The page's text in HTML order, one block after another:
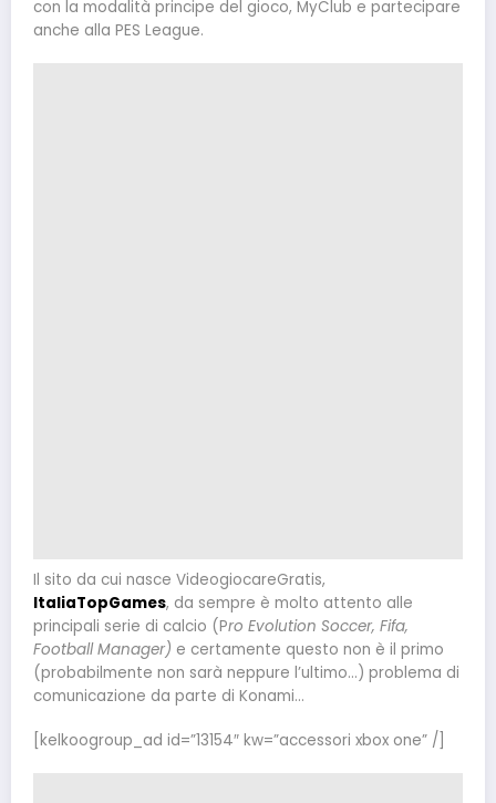
con la modalità principe del gioco, MyClub e partecipare
anche alla PES League.
Il sito da cui nasce VideogiocareGratis,
ItaliaTopGames, da sempre è molto attento alle
principali serie di calcio (Pro Evolution Soccer, Fifa,
Football Manager) e certamente questo non è il primo
(probabilmente non sarà neppure l’ultimo…) problema di
comunicazione da parte di Konami…
[kelkoogroup_ad id=”13154″ kw=”accessori xbox one” /]